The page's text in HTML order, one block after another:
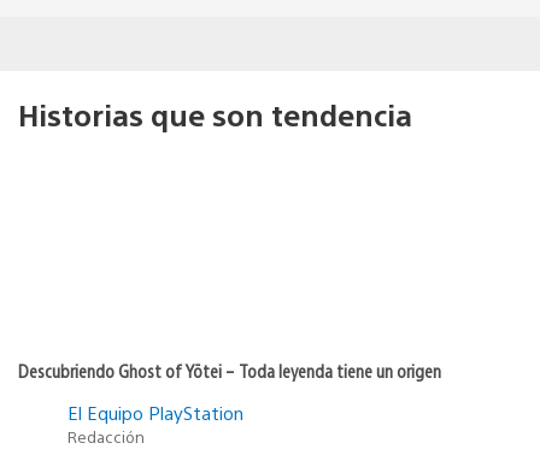
Historias que son tendencia
Descubriendo Ghost of Yōtei – Toda leyenda tiene un origen
El Equipo PlayStation
Redacción